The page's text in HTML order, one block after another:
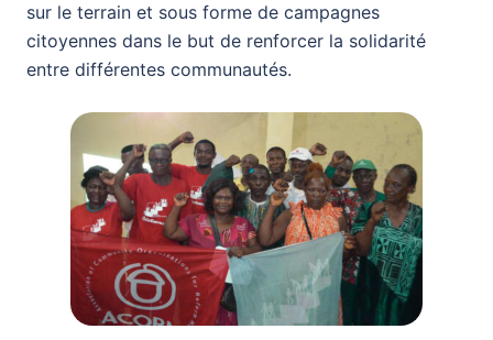
sur le terrain et sous forme de campagnes
citoyennes dans le but de renforcer la solidarité
entre différentes communautés.